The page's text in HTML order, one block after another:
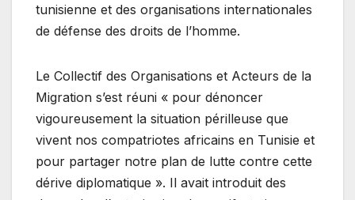
tunisienne et des organisations internationales
de défense des droits de l’homme.
Le Collectif des Organisations et Acteurs de la
Migration s’est réuni « pour dénoncer
vigoureusement la situation périlleuse que
vivent nos compatriotes africains en Tunisie et
pour partager notre plan de lutte contre cette
dérive diplomatique ». Il avait introduit des